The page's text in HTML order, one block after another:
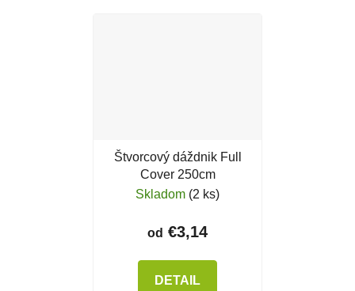
Štvorcový dáždnik Full
Cover 250cm
Skladom (2 ks)
od €3,14
DETAIL